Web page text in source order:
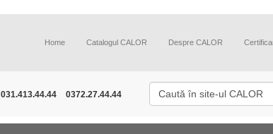
Home Catalogul CALOR Despre CALOR
031.413.44.44 0372.27.44.44